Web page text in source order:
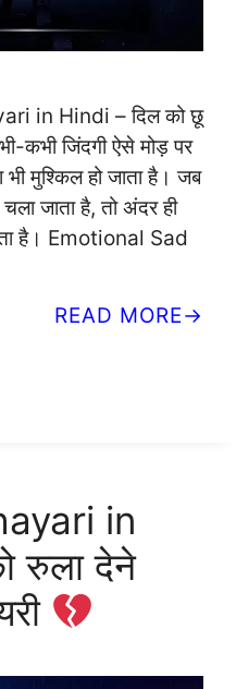
in Hindi – दिल को छू
कभी जिंदगी ऐसे मोड़ पर
मुश्किल हो जाता है। जब
जाता है, तो अंदर ही
है। Emotional Sad
READ MORE
in
रुला देने